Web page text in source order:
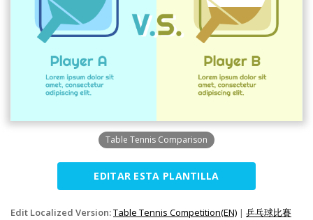
Table Tennis Comparison
EDITAR ESTA PLANTILLA
Edit Localized Version:Table Tennis Competition(EN) | 乒乓球比賽